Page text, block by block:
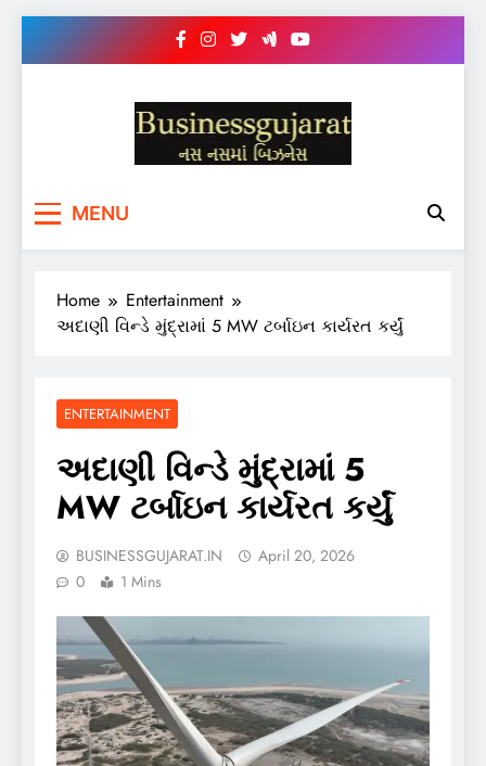
BUSINESS GUJARAT
MENU
Home
Entertainment
અદાણી વિન્ડે મુંદ્રામાં 5 MW ટર્બાઇન કાર્યરત કર્યું
ENTERTAINMENT
અદાણી વિન્ડે મુંદ્રામાં 5
MW ટર્બાઇન કાર્યરત કર્યું
BUSINESSGUJARAT.IN
April 20, 2026
0
1 Mins